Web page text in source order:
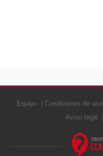
Equipo Condiciones de uso
Aviso legal